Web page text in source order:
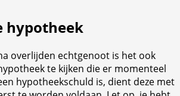
hypotheek
overlijden echtgenoot is het ook
te kijken die er momenteel
hypotheekschuld is, dient deze met